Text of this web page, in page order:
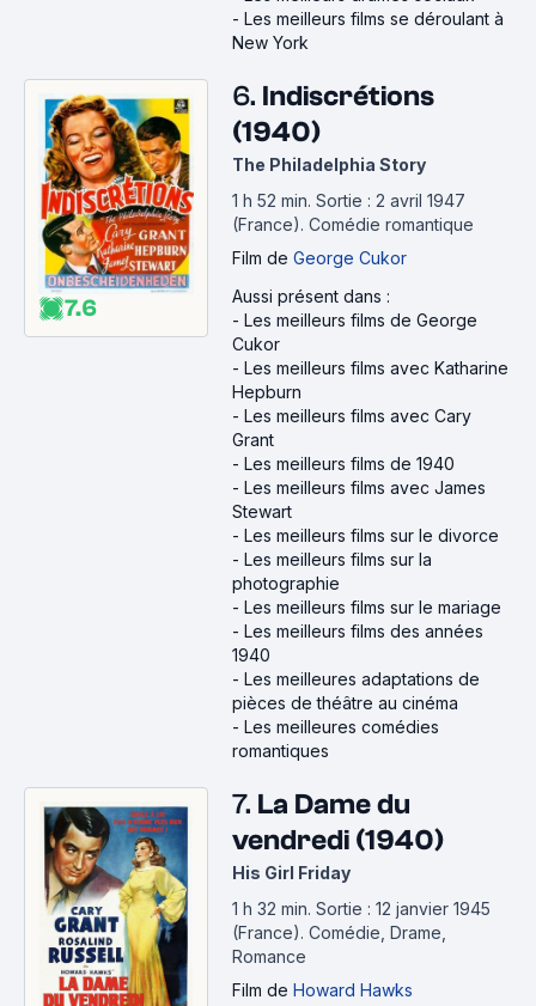
- Les meilleurs films se déroulant à
New York
7.6
6. Indiscrétions
(1940)
The Philadelphia Story
1 h 52 min. Sortie : 2 avril 1947
(France). Comédie romantique
Film de George Cukor
Aussi présent dans :
- Les meilleurs films de George
Cukor
- Les meilleurs films avec Katharine
Hepburn
- Les meilleurs films avec Cary
Grant
- Les meilleurs films de 1940
- Les meilleurs films avec James
Stewart
- Les meilleurs films sur le divorce
- Les meilleurs films sur la
photographie
- Les meilleurs films sur le mariage
- Les meilleurs films des années
1940
- Les meilleures adaptations de
pièces de théâtre au cinéma
- Les meilleures comédies
romantiques
7. La Dame du
vendredi (1940)
His Girl Friday
1 h 32 min. Sortie : 12 janvier 1945
(France). Comédie, Drame,
Romance
Film de Howard Hawks